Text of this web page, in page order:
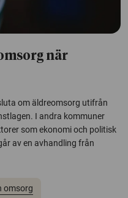
när
om äldreomsorg utifrån
I andra kommuner
som ekonomi och politisk
av en avhandling från
omsorg